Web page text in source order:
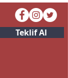
Teklif Al